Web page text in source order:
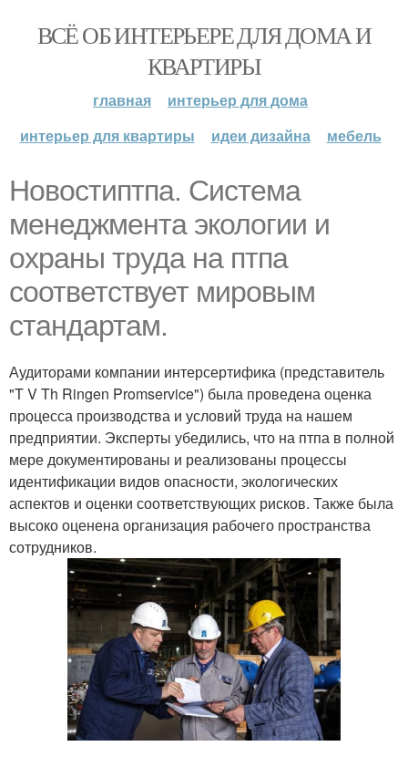
ВСЁ ОБ ИНТЕРЬЕРЕ ДЛЯ ДОМА И
КВАРТИРЫ
главная
интерьер для дома
интерьер для квартиры
идеи дизайна мебель
Новостиптпа. Система
менеджмента экологии и
охраны труда на птпа
соответствует мировым
стандартам.
Аудиторами компании интерсертифика (представитель
"T V Th Ringen Promservice") была проведена оценка
процесса производства и условий труда на нашем
предприятии. Эксперты убедились, что на птпа в полной
мере документированы и реализованы процессы
идентификации видов опасности, экологических
аспектов и оценки соответствующих рисков. Также была
высоко оценена организация рабочего пространства
сотрудников.